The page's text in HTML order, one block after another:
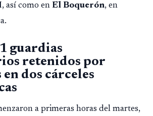
, así como en El Boquerón, en
guardias
retenidos por
dos cárceles
a primeras horas del martes,